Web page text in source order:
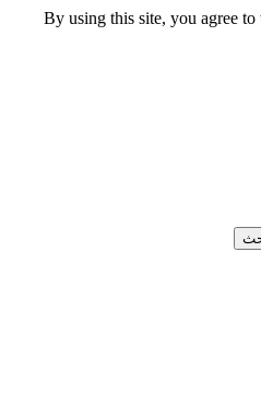
By using this site, you agree to